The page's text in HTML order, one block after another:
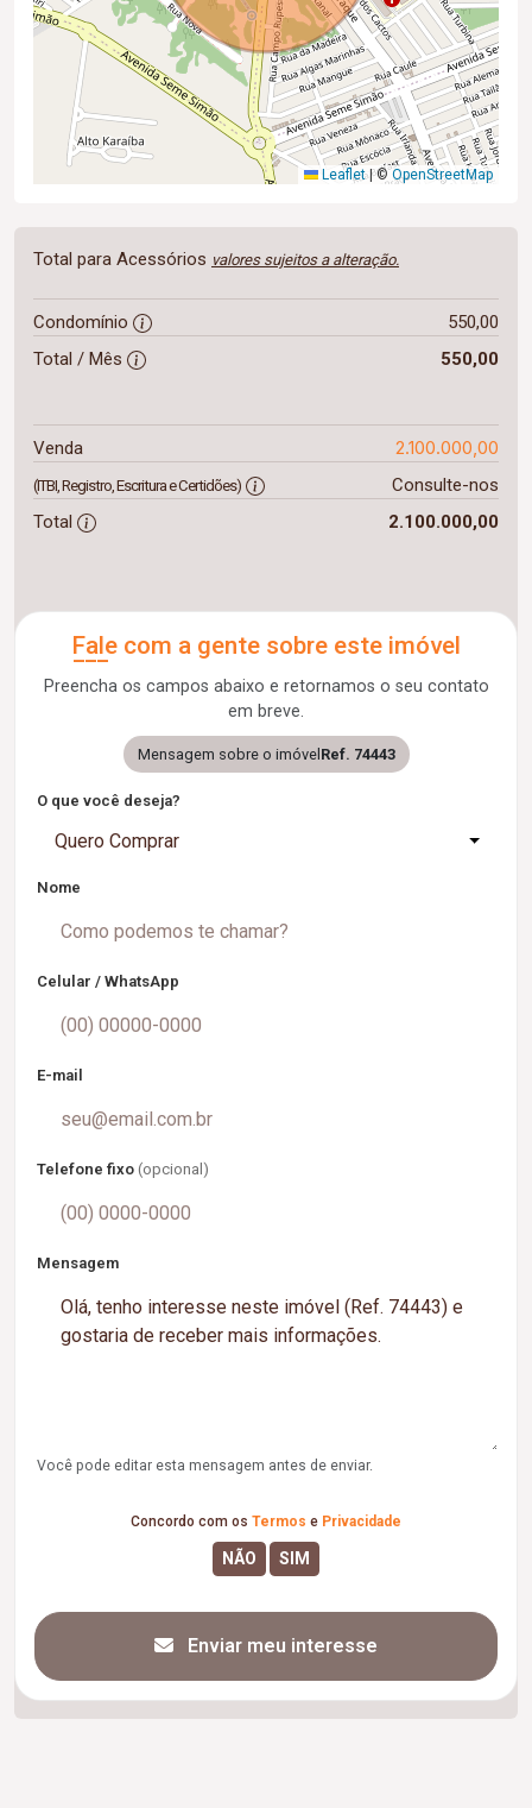
Leaflet |©OpenStreetMap
Total para Acessórios valores sujeitos a alteração.
Condomínio
550,00
Total / Mês
550,00
Venda 2.100.000,00
(ITBI, Registro, Escritura e Certidões)
Consulte-nos
Total
2.100.000,00
Fale com a gente sobre este imóvel
Preencha os campos abaixo e retornamos o seu contato
em breve.
Mensagem sobre o imóvel Ref. 74443
O que você deseja?
Quero Comprar
Nome
Celular / WhatsApp
E-mail
Telefone fixo (opcional)
Mensagem
Você pode editar esta mensagem antes de enviar.
Concordo com os Termos e Privacidade
Enviar meu interesse